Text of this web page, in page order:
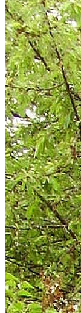
avec Christelle
25, 26, 27 août
émaillage 20
Stage
… de pré-
avec Christine
Samedi 29 août